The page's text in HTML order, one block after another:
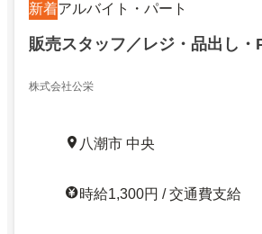
新着アルバイト・パート
販売スタッフ／レジ・品出し・
株式会社公栄
八潮市 中央
時給1,300円 / 交通費支給